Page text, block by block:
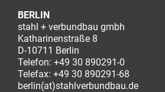
BERLIN
stahl + verbundbau gmbh
Katharinenstraße 8
D-10711 Berlin
Telefon: +49 30 890291-0
Telefax: +49 30 890291-68
berlin(at)stahlverbundbau.de